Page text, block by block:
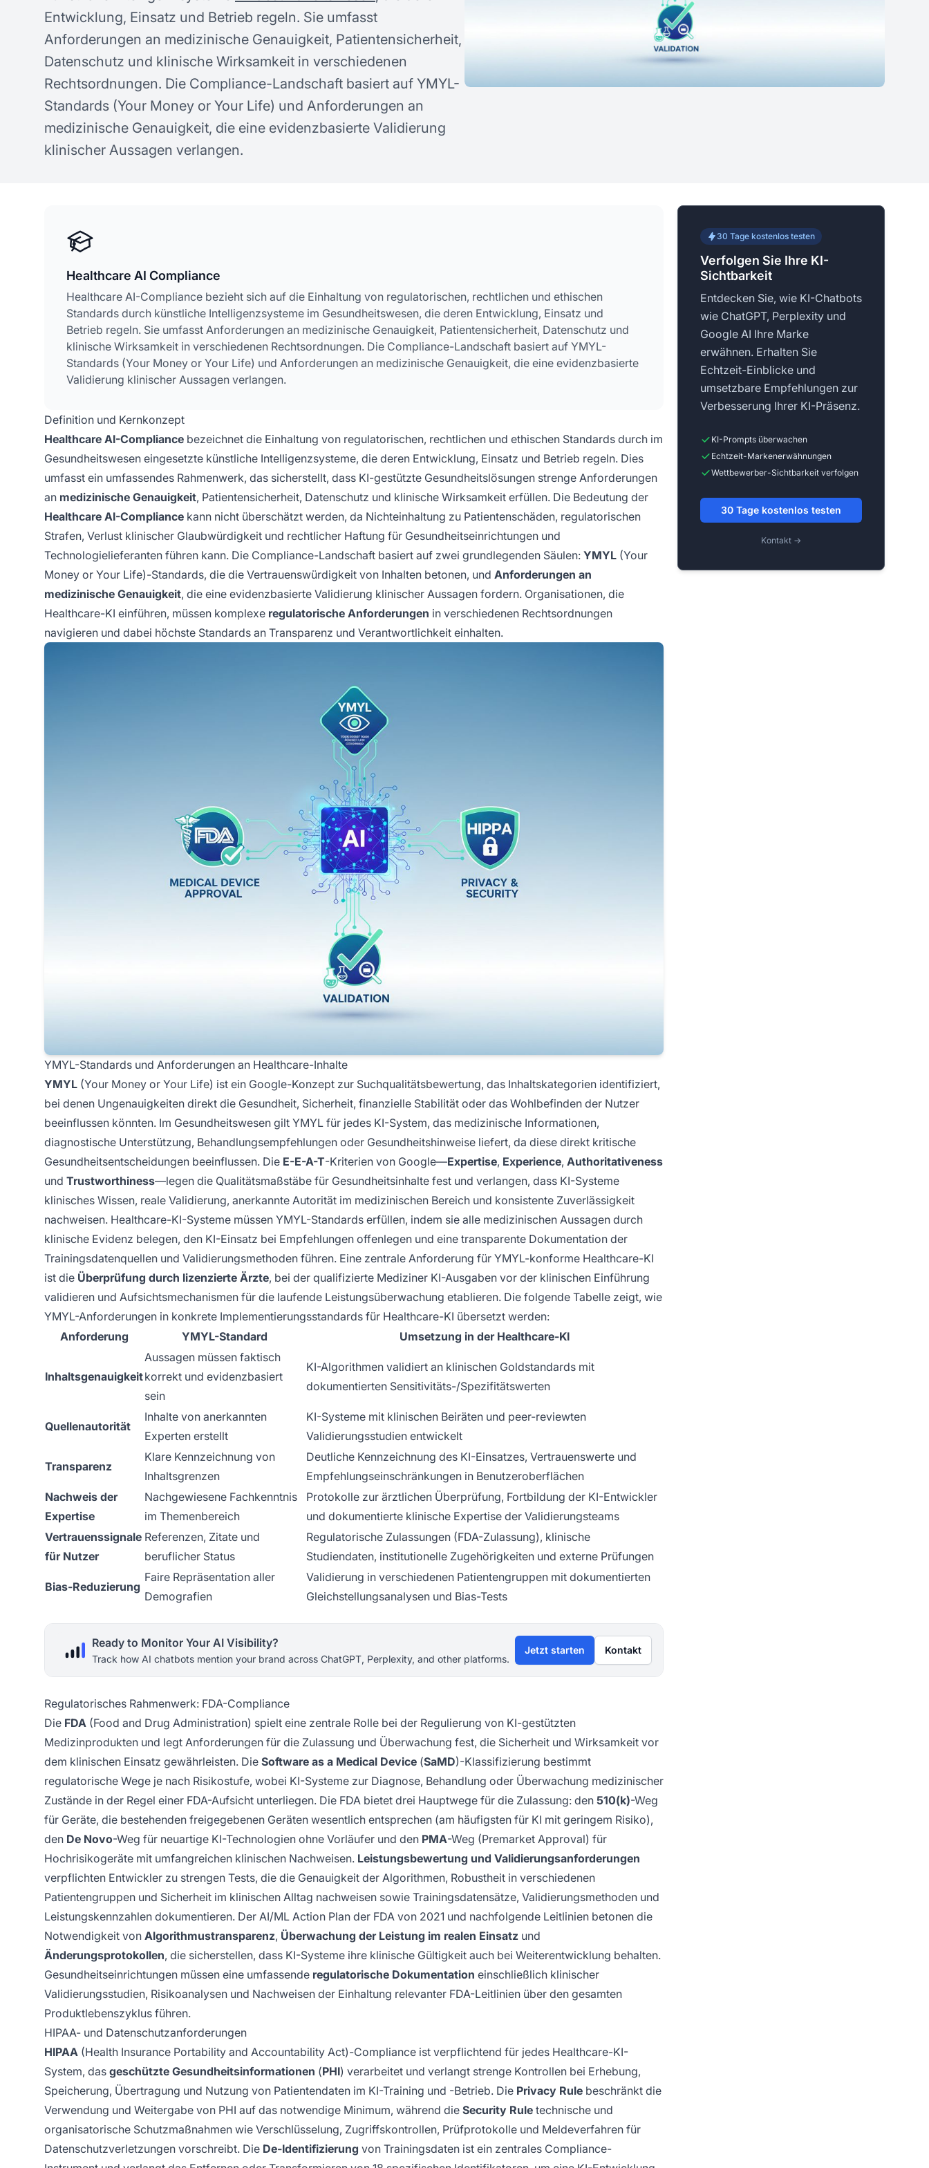
Konzepte zur KI-Sichtbarkeit
gestellte Fragen
Entwicklung, Einsatz und Betrieb regeln. Sie umfasst
Anforderungen an medizinische Genauigkeit, Patientensicherheit,
Datenschutz und klinische Wirksamkeit in verschiedenen
Rechtsordnungen. Die Compliance-Landschaft basiert auf YMYL-
Standards (Your Money or Your Life) und Anforderungen an
medizinische Genauigkeit, die eine evidenzbasierte Validierung
klinischer Aussagen verlangen.
Healthcare AI Compliance
Healthcare AI-Compliance bezieht sich auf die Einhaltung von regulatorischen, rechtlichen und ethischen
Standards durch künstliche Intelligenzsysteme im Gesundheitswesen, die deren Entwicklung, Einsatz und
Betrieb regeln. Sie umfasst Anforderungen an medizinische Genauigkeit, Patientensicherheit, Datenschutz und
klinische Wirksamkeit in verschiedenen Rechtsordnungen. Die Compliance-Landschaft basiert auf YMYL-
Standards (Your Money or Your Life) und Anforderungen an medizinische Genauigkeit, die eine evidenzbasierte
Validierung klinischer Aussagen verlangen.
Definition und Kernkonzept
Healthcare AI-Compliance bezeichnet die Einhaltung von regulatorischen, rechtlichen und ethischen Standards durch im
Gesundheitswesen eingesetzte künstliche Intelligenzsysteme, die deren Entwicklung, Einsatz und Betrieb regeln. Dies
umfasst ein umfassendes Rahmenwerk, das sicherstellt, dass KI-gestützte Gesundheitslösungen strenge Anforderungen
an medizinische Genauigkeit, Patientensicherheit, Datenschutz und klinische Wirksamkeit erfüllen. Die Bedeutung der
Healthcare AI-Compliance kann nicht überschätzt werden, da Nichteinhaltung zu Patientenschäden, regulatorischen
Strafen, Verlust klinischer Glaubwürdigkeit und rechtlicher Haftung für Gesundheitseinrichtungen und
Technologielieferanten führen kann. Die Compliance-Landschaft basiert auf zwei grundlegenden Säulen: YMYL (Your
Money or Your Life)-Standards, die die Vertrauenswürdigkeit von Inhalten betonen, und Anforderungen an
medizinische Genauigkeit, die eine evidenzbasierte Validierung klinischer Aussagen fordern. Organisationen, die
Healthcare-KI einführen, müssen komplexe regulatorische Anforderungen in verschiedenen Rechtsordnungen
navigieren und dabei höchste Standards an Transparenz und Verantwortlichkeit einhalten.
YMYL-Standards und Anforderungen an Healthcare-Inhalte
YMYL (Your Money or Your Life) ist ein Google-Konzept zur Suchqualitätsbewertung, das Inhaltskategorien identifiziert,
bei denen Ungenauigkeiten direkt die Gesundheit, Sicherheit, finanzielle Stabilität oder das Wohlbefinden der Nutzer
beeinflussen könnten. Im Gesundheitswesen gilt YMYL für jedes KI-System, das medizinische Informationen,
diagnostische Unterstützung, Behandlungsempfehlungen oder Gesundheitshinweise liefert, da diese direkt kritische
Gesundheitsentscheidungen beeinflussen. Die E-E-A-T-Kriterien von Google—Expertise, Experience, Authoritativeness
und Trustworthiness—legen die Qualitätsmaßstäbe für Gesundheitsinhalte fest und verlangen, dass KI-Systeme
klinisches Wissen, reale Validierung, anerkannte Autorität im medizinischen Bereich und konsistente Zuverlässigkeit
nachweisen. Healthcare-KI-Systeme müssen YMYL-Standards erfüllen, indem sie alle medizinischen Aussagen durch
klinische Evidenz belegen, den KI-Einsatz bei Empfehlungen offenlegen und eine transparente Dokumentation der
Trainingsdatenquellen und Validierungsmethoden führen. Eine zentrale Anforderung für YMYL-konforme Healthcare-KI
ist die Überprüfung durch lizenzierte Ärzte, bei der qualifizierte Mediziner KI-Ausgaben vor der klinischen Einführung
validieren und Aufsichtsmechanismen für die laufende Leistungsüberwachung etablieren. Die folgende Tabelle zeigt, wie
YMYL-Anforderungen in konkrete Implementierungsstandards für Healthcare-KI übersetzt werden:
Anforderung
YMYL-Standard Umsetzung in der Healthcare-KI
Inhaltsgenauigkeit
Aussagen müssen faktisch
korrekt und evidenzbasiert
sein
KI-Algorithmen validiert an klinischen Goldstandards mit
dokumentierten Sensitivitäts-/Spezifitätswerten
Quellenautorität
Inhalte von anerkannten
Experten erstellt
KI-Systeme mit klinischen Beiräten und peer-reviewten
Validierungsstudien entwickelt
Transparenz
Klare Kennzeichnung von
Inhaltsgrenzen
Deutliche Kennzeichnung des KI-Einsatzes, Vertrauenswerte und
Empfehlungseinschränkungen in Benutzeroberflächen
Nachweis der
Expertise
Nachgewiesene Fachkenntnis
im Themenbereich
Protokolle zur ärztlichen Überprüfung, Fortbildung der KI-Entwickler
und dokumentierte klinische Expertise der Validierungsteams
Vertrauenssignale
für Nutzer
Referenzen, Zitate und
beruflicher Status
Regulatorische Zulassungen (FDA-Zulassung), klinische
Studiendaten, institutionelle Zugehörigkeiten und externe Prüfungen
Bias-Reduzierung
Faire Repräsentation aller
Demografien
Validierung in verschiedenen Patientengruppen mit dokumentierten
Gleichstellungsanalysen und Bias-Tests
Ready to Monitor Your AI Visibility?
Track how AI chatbots mention your brand across ChatGPT, Perplexity, and other platforms.
Jetzt starten Kontakt
Regulatorisches Rahmenwerk: FDA-Compliance
Die FDA (Food and Drug Administration) spielt eine zentrale Rolle bei der Regulierung von KI-gestützten
Medizinprodukten und legt Anforderungen für die Zulassung und Überwachung fest, die Sicherheit und Wirksamkeit vor
dem klinischen Einsatz gewährleisten. Die Software as a Medical Device (SaMD)-Klassifizierung bestimmt
regulatorische Wege je nach Risikostufe, wobei KI-Systeme zur Diagnose, Behandlung oder Überwachung medizinischer
Zustände in der Regel einer FDA-Aufsicht unterliegen. Die FDA bietet drei Hauptwege für die Zulassung: den 510(k)-Weg
für Geräte, die bestehenden freigegebenen Geräten wesentlich entsprechen (am häufigsten für KI mit geringem Risiko),
den De Novo-Weg für neuartige KI-Technologien ohne Vorläufer und den PMA-Weg (Premarket Approval) für
Hochrisikogeräte mit umfangreichen klinischen Nachweisen. Leistungsbewertung und Validierungsanforderungen
verpflichten Entwickler zu strengen Tests, die die Genauigkeit der Algorithmen, Robustheit in verschiedenen
Patientengruppen und Sicherheit im klinischen Alltag nachweisen sowie Trainingsdatensätze, Validierungsmethoden und
Leistungskennzahlen dokumentieren. Der AI/ML Action Plan der FDA von 2021 und nachfolgende Leitlinien betonen die
Notwendigkeit von Algorithmustransparenz, Überwachung der Leistung im realen Einsatz und
Änderungsprotokollen, die sicherstellen, dass KI-Systeme ihre klinische Gültigkeit auch bei Weiterentwicklung behalten.
Gesundheitseinrichtungen müssen eine umfassende regulatorische Dokumentation einschließlich klinischer
Validierungsstudien, Risikoanalysen und Nachweisen der Einhaltung relevanter FDA-Leitlinien über den gesamten
Produktlebenszyklus führen.
HIPAA- und Datenschutzanforderungen
HIPAA (Health Insurance Portability and Accountability Act)-Compliance ist verpflichtend für jedes Healthcare-KI-
System, das geschützte Gesundheitsinformationen (PHI) verarbeitet und verlangt strenge Kontrollen bei Erhebung,
Speicherung, Übertragung und Nutzung von Patientendaten im KI-Training und -Betrieb. Die Privacy Rule beschränkt die
Verwendung und Weitergabe von PHI auf das notwendige Minimum, während die Security Rule technische und
organisatorische Schutzmaßnahmen wie Verschlüsselung, Zugriffskontrollen, Prüfprotokolle und Meldeverfahren für
Datenschutzverletzungen vorschreibt. Die De-Identifizierung von Trainingsdaten ist ein zentrales Compliance-
30 Tage kostenlos testen
Verfolgen Sie Ihre KI-
Sichtbarkeit
Entdecken Sie, wie KI-Chatbots
wie ChatGPT, Perplexity und
Google AI Ihre Marke
erwähnen. Erhalten Sie
Echtzeit-Einblicke und
umsetzbare Empfehlungen zur
Verbesserung Ihrer KI-Präsenz.
KI-Prompts überwachen
Echtzeit-Markenerwähnungen
Wettbewerber-Sichtbarkeit verfolgen
30 Tage kostenlos testen
Kontakt →